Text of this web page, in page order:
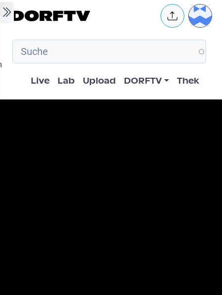
Skip to main content User
Hauptnavigation
Live Lab Upload DORFTV Thek